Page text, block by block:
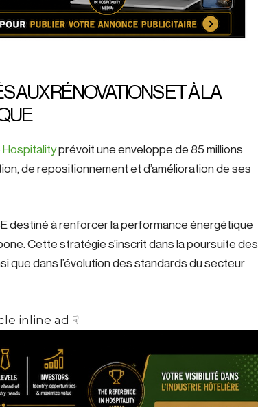
AUX RÉNOVATIONS ET À LA
Hospitalityprévoit une enveloppe de 85 millions
de repositionnement et d’amélioration de ses
destiné à renforcer la performance énergétique
Cette stratégie s’inscrit dans la poursuite des
que dans l’évolution des standards du secteur
inline ad ☟